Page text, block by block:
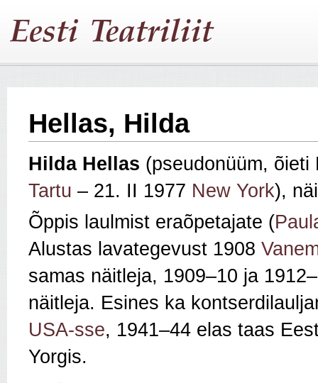
Hellas, Hilda
Hilda Hellas (pseudonüüm,
Tartu – 21. II 1977 New York),
Õppis laulmist eraõpetajate (
Alustas lavategevust 1908
samas näitleja, 1909–10 ja
näitleja. Esines ka
USA-sse, 1941–44 elas taas
Yorgis.